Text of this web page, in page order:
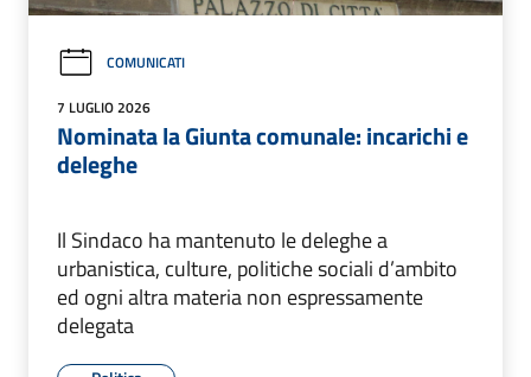
COMUNICATI
7 LUGLIO 2026
Nominata la Giunta comunale: incarichi e
deleghe
Il Sindaco ha mantenuto le deleghe a
urbanistica, culture, politiche sociali d’ambito
ed ogni altra materia non espressamente
delegata